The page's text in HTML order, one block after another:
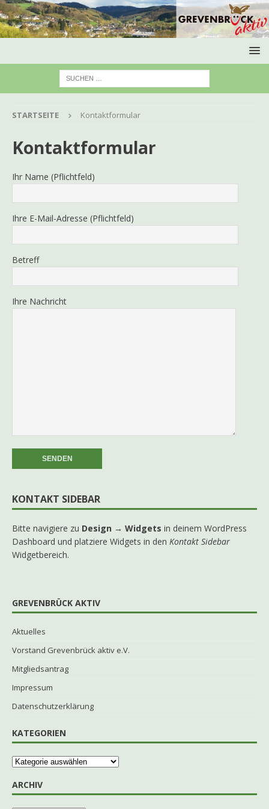
STARTSEITE Kontaktformular
Kontaktformular
Ihr Name (Pflichtfeld)
Ihre E-Mail-Adresse (Pflichtfeld)
Betreff
Ihre Nachricht
KONTAKT SIDEBAR
Bitte navigiere zu Design → Widgets in deinem WordPress
Dashboard und platziere Widgets in den Kontakt Sidebar
Widgetbereich.
GREVENBRÜCK AKTIV
Aktuelles
Vorstand Grevenbrück aktiv e.V.
Mitgliedsantrag
Impressum
Datenschutzerklärung
KATEGORIEN
ARCHIV